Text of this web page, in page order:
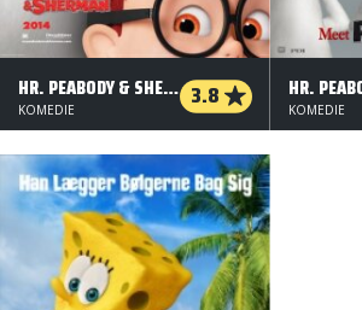
HR. PEABODY & SHERMAN - 2 D 3.8
KOMEDIE KOMEDIE